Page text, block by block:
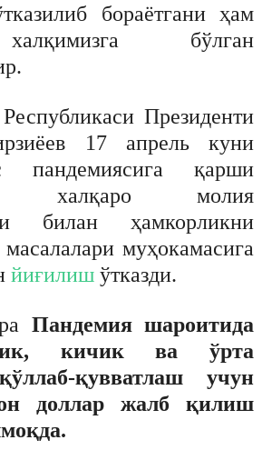
бораётгани ҳам
бўлган
Президенти
17 апрель куни
пандемиясига қарши
халқаро молия
билан ҳамкорликни
муҳокамасига
йиғилиш ўтказди.
Пандемия шароитида
кичик ва ўрта
қувватлаш учун
доллар жалб қилиш